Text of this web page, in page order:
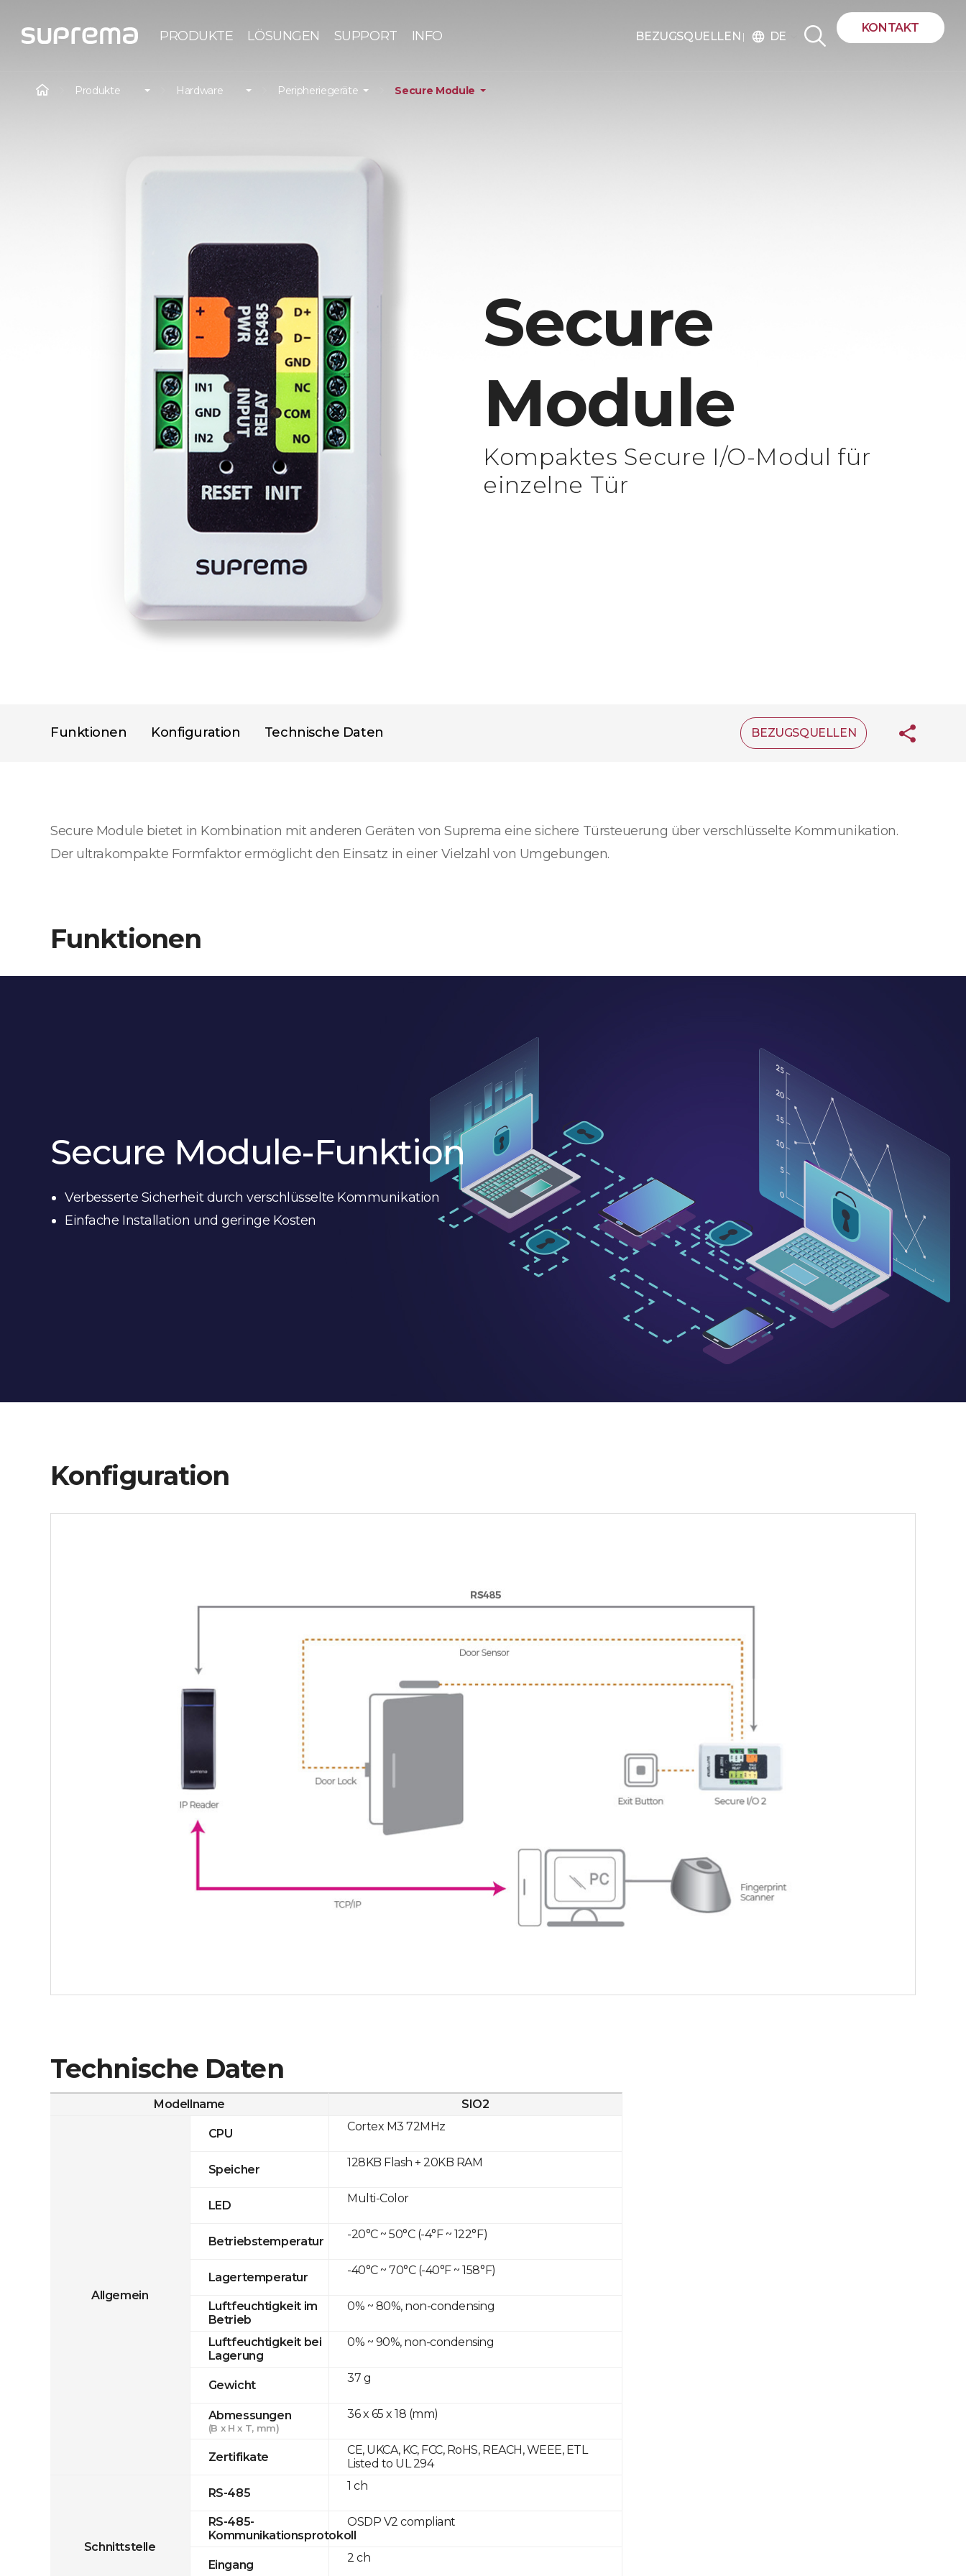
PRODUKTE LÖSUNGEN SUPPORT INFO BEZUGSQUELLEN language DE
KONTAKT
Secure
Module
Kompaktes Secure I/O-Modul für
einzelne Tür
Produkte Hardware Peripheriegeräte Secure Module
Funktionen Konfiguration Technische Daten BEZUGSQUELLEN
Secure Module bietet in Kombination mit anderen Geräten von Suprema eine sichere Türsteuerung über verschlüsselte Kommunikation.
Der ultrakompakte Formfaktor ermöglicht den Einsatz in einer Vielzahl von Umgebungen.
Funktionen
Secure Module-Funktion
Verbesserte Sicherheit durch verschlüsselte Kommunikation
Einfache Installation und geringe Kosten
Konfiguration
Technische Daten
Modellname
Allgemein
CPU
Speicher
LED
Betriebstemperatur
Lagertemperatur
Luftfeuchtigkeit im
Betrieb
Luftfeuchtigkeit bei
Lagerung
Gewicht
Abmessungen
(B x H x T, mm)
Zertifikate
Schnittstelle
RS-485
RS-485-
Kommunikationsprotokoll
Eingang
SIO2
Cortex M3 72MHz
128KB Flash + 20KB RAM
Multi-Color
-20°C ~ 50°C (-4°F ~ 122°F)
-40°C ~ 70°C (-40°F ~ 158°F)
0% ~ 80%, non-condensing
0% ~ 90%, non-condensing
37 g
36 x 65 x 18 (mm)
CE, UKCA, KC, FCC, RoHS, REACH, WEEE, ETL
Listed to UL 294
1 ch
OSDP V2 compliant
2 ch